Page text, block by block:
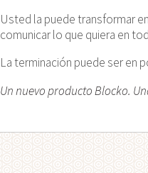
Usted la puede transformar
comunicar lo que quiera en
La terminación puede ser en
Un nuevo producto Blocko.